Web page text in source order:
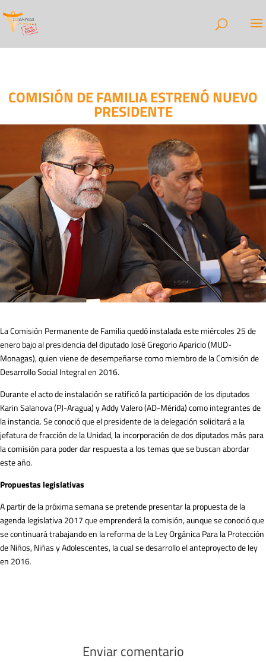
COMISIÓN DE FAMILIA ESTRENÓ NUEVO
PRESIDENTE
La Comisión Permanente de Familia quedó instalada este miércoles 25 de
enero bajo al presidencia del diputado José Gregorio Aparicio (MUD-
Monagas), quien viene de desempeñarse como miembro de la Comisión de
Desarrollo Social Integral en 2016.
Durante el acto de instalación se ratificó la participación de los diputados
Karin Salanova (PJ-Aragua) y Addy Valero (AD-Mérida) como integrantes de
la instancia. Se conoció que el presidente de la delegación solicitará a la
jefatura de fracción de la Unidad, la incorporación de dos diputados más para
la comisión para poder dar respuesta a los temas que se buscan abordar
este año.
Propuestas legislativas
A partir de la próxima semana se pretende presentar la propuesta de la
agenda legislativa 2017 que emprenderá la comisión, aunque se conoció que
se continuará trabajando en la reforma de la Ley Orgánica Para la Protección
de Niños, Niñas y Adolescentes, la cual se desarrollo el anteproyecto de ley
en 2016.
Enviar comentario